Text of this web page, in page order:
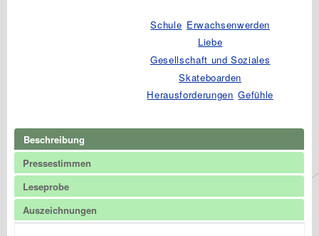
Leben
Menge
Schule Erwachsenwerden
Liebe
Gesellschaft und Soziales
Skateboarden
Herausforderungen Gefühle
Beschreibung
Pressestimmen
Leseprobe
Auszeichnungen